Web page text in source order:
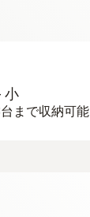
小
まで収納可能